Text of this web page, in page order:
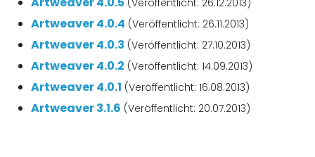
(Veröffentlicht: 26.12.2013)
Artweaver 4.0.4 (Veröffentlicht: 26.11.2013)
Artweaver 4.0.3 (Veröffentlicht: 27.10.2013)
Artweaver 4.0.2 (Veröffentlicht: 14.09.2013)
Artweaver 4.0.1 (Veröffentlicht: 16.08.2013)
Artweaver 3.1.6 (Veröffentlicht: 20.07.2013)